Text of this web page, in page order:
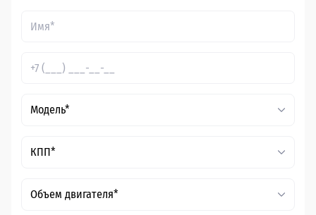
Модель*
КПП*
Объем двигателя*